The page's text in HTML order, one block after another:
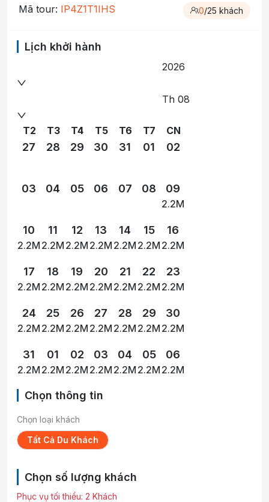
Mã tour: IP4Z1T1IHS 0/25 khách
Lịch khởi hành
2026
Th 08
T2 T3 T4 T5 T6 T7 CN
27 28 29 30 31 01 02
03 04 05 06 07 08 09
2.2M
10
2.2M
11
2.2M
12
2.2M
13
2.2M
14
2.2M
15
2.2M
16
2.2M
17
2.2M
18
2.2M
19
2.2M
20
2.2M
21
2.2M
22
2.2M
23
2.2M
24
2.2M
25
2.2M
26
2.2M
27
2.2M
28
2.2M
29
2.2M
30
2.2M
31
2.2M
01
2.2M
02
2.2M
03
2.2M
04
2.2M
05
2.2M
06
2.2M
Chọn thông tin
Chọn loại khách
Tất Cả Du Khách
Chọn số lượng khách
Phục vụ tối thiểu: 2 Khách